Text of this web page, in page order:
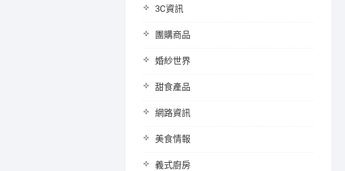
3C資訊
團購商品
婚紗世界
甜食產品
網路資訊
美食情報
義式廚房